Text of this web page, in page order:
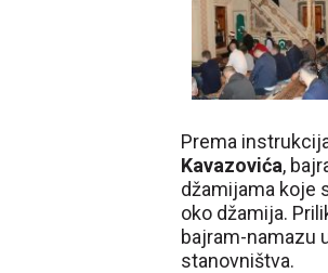
Prema
Kavazovića,
džamijama koje
oko džamija.
bajram-namazu
stanovništva.